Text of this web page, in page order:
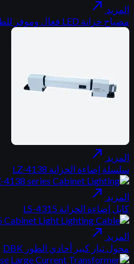
المزيد north_east
مصباح خزانة LED فعال وموفر للطاقة LZ5013
المزيد north_east
سلسلة إضاءة الخزانة LZ-4138
المزيد north_east
كابل إضاءة الخزانة LS-4315
المزيد north_east
محول تيار كبير أحادي الطور DBK